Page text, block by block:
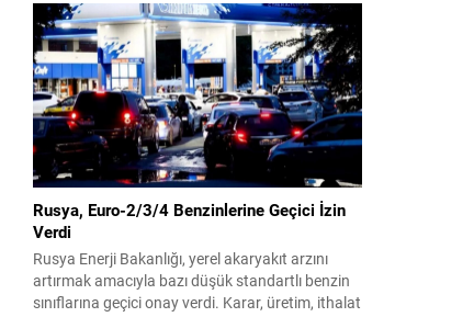
komisyonda kabul edildi ve bir dizi düzenleme
benimsendi. Teklif kapsamında, vazife
malullerinden hayatını kaybedenlerin anne ve
babalarına bağlanacak aylık tutarının, net asgari
ücretin altında olmayacağı hükme bağlanıyor....
Rusya, Euro-2/3/4 Benzinlerine Geçici İzin
Verdi
Rusya Enerji Bakanlığı, yerel akaryakıt arzını
artırmak amacıyla bazı düşük standartlı benzin
sınıflarına geçici onay verdi. Karar, üretim, ithalat